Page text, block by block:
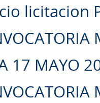
licitacion
17 MAYO